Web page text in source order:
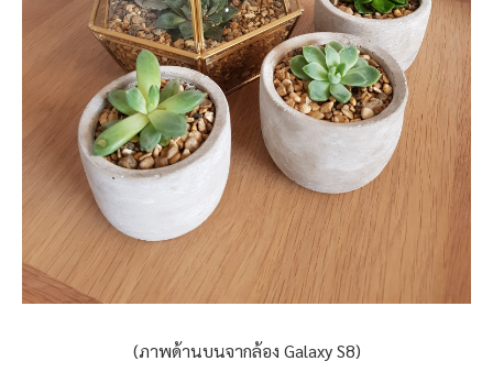
(ภาพด้านบนจากล้อง Galaxy S8)